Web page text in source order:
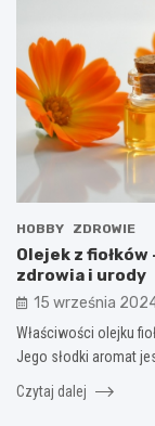
HOBBY ZDROWIE
Olejek z
zdrowia i urody
15 września
Właściwości olejku
Jego słodki aromat
Czytaj dalej